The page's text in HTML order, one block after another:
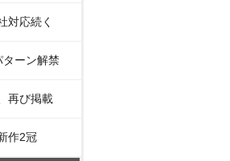
対応続く
ーン解禁
再び掲載
作2冠